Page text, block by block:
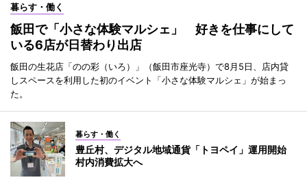
暮らす・働く
飯田で「小さな体験マルシェ」 好きを仕事にして
いる6店が日替わり出店
飯田の生花店「のの彩（いろ）」（飯田市座光寺）で8月5日、店内貸
しスペースを利用した初のイベント「小さな体験マルシェ」が始まっ
た。
暮らす・働く
豊丘村、デジタル地域通貨「トヨペイ」運用開始
村内消費拡大へ